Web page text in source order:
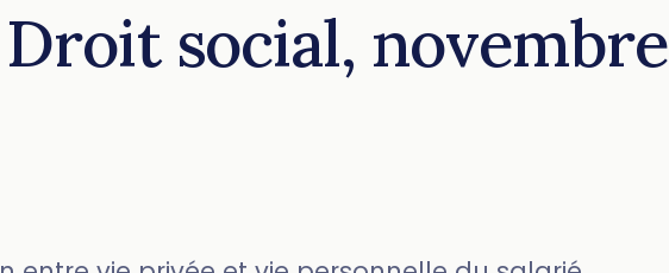
social, novembre